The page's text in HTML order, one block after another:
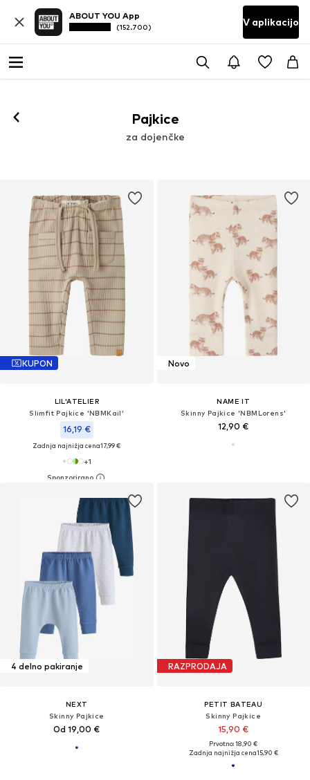
ABOUT YOU App
(152.700) V aplikacijo
Pajkice
za dojenčke
KUPON
LIL'ATELIER
Slimfit Pajkice 'NBMKail'
16,19 €
Zadnja najnižja cena17,99 €
+1
Novo
NAME IT
Skinny Pajkice 'NBMLorens'
12,90 €
4 delno pakiranje
NEXT
Skinny Pajkice
Od 19,00 €
RAZPRODAJA
PETIT BATEAU
Skinny Pajkice
15,90 €
Prvotno: 18,90 €
Zadnja najnižja cena15,90 €